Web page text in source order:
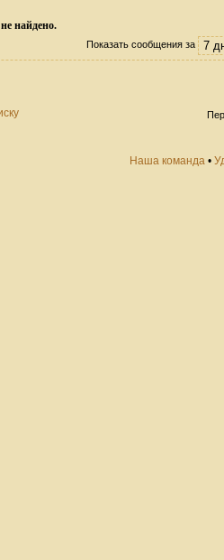
найдено.
Показать сообщения за
Наша команда •